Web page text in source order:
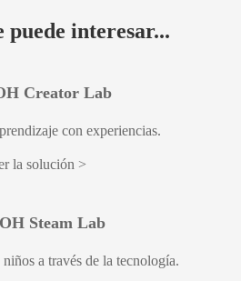
puede interesar...
Creator Lab
con experiencias.
la solución
Steam Lab
a través de la tecnología.